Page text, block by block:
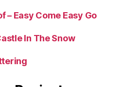
– Easy Come Easy Go
In The Snow